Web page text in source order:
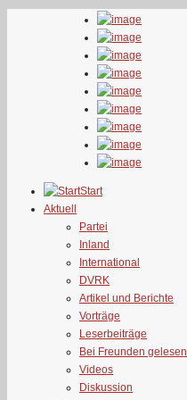
Start
Aktuell
Partei
Inland
International
DVRK
Artikel und Berichte
Vorträge
Leserbeiträge
Bei Freunden gelesen
Videos
Diskussion